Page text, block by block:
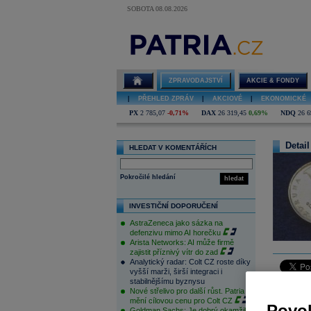
SOBOTA 08.08.2026
ZPRAVODAJSTVÍ AKCIE & FONDY
PŘEHLED ZPRÁV AKCIOVÉ EKONOMICKÉ
PX 2 785,07 -0,71% DAX 26 319,45 0,69% NDQ 26
HLEDAT V KOMENTÁŘÍCH
hledat
Pokročilé hledání
INVESTIČNÍ DOPORUČENÍ
AstraZeneca jako sázka na
defenzivu mimo AI horečku
Arista Networks: AI může firmě
zajistit příznivý vítr do zad
Analytický radar: Colt CZ roste díky
vyšší marži, širší integraci i
stabilnějšímu byznysu
Nové střelivo pro další růst. Patria
mění cílovou cenu pro Colt CZ
27,73